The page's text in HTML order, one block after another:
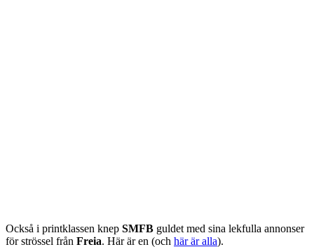
Också i printklassen knep SMFB guldet med sina lekfulla annonser
för strössel från Freia. Här är en (och här är alla).